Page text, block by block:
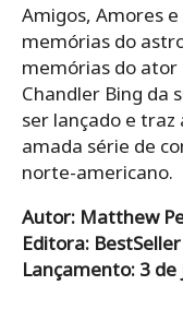
Amigos, Amores
memórias do
memórias do
Chandler Bing da
ser lançado e
amada série de
norte-americano.
Autor: Matthew
Editora: BestSeller
Lançamento: 3